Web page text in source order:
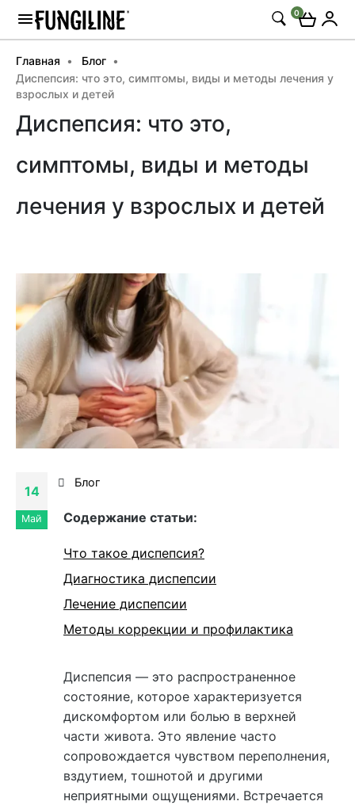
0
Главная
Блог
Диспепсия: что это, симптомы, виды и методы лечения у
взрослых и детей
Диспепсия: что это,
симптомы, виды и методы
лечения у взрослых и детей
14
Май
Блог
Cодержание статьи:
Что такое диспепсия?
Диагностика диспепсии
Лечение диспепсии
Методы коррекции и профилактика
Диспепсия — это распространенное
состояние, которое характеризуется
дискомфортом или болью в верхней
части живота. Это явление часто
сопровождается чувством переполнения,
вздутием, тошнотой и другими
неприятными ощущениями. Встречается